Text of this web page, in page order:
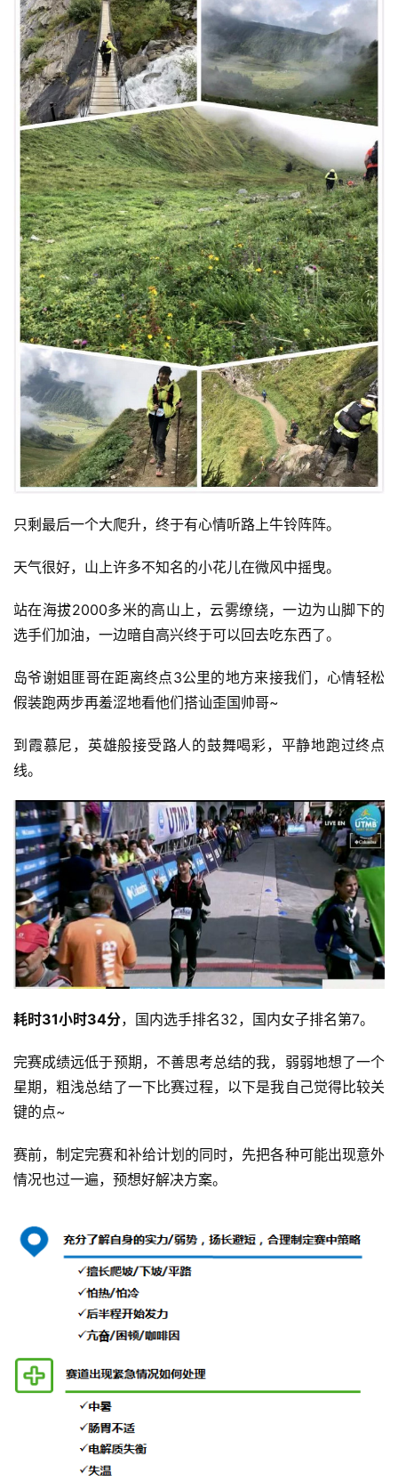
只剩最后一个大爬升，终于有心情听路上牛铃阵阵。
天气很好，山上许多不知名的小花儿在微风中摇曳。
站在海拔2000多米的高山上，云雾缭绕，一边为山脚下的
选手们加油，一边暗自高兴终于可以回去吃东西了。
岛爷谢姐匪哥在距离终点3公里的地方来接我们，心情轻松
假装跑两步再羞涩地看他们搭讪歪国帅哥~
到霞慕尼，英雄般接受路人的鼓舞喝彩，平静地跑过终点
线。
耗时31小时34分，国内选手排名32，国内女子排名第7。
完赛成绩远低于预期，不善思考总结的我，弱弱地想了一个
星期，粗浅总结了一下比赛过程，以下是我自己觉得比较关
键的点~
赛前，制定完赛和补给计划的同时，先把各种可能出现意外
情况也过一遍，预想好解决方案。